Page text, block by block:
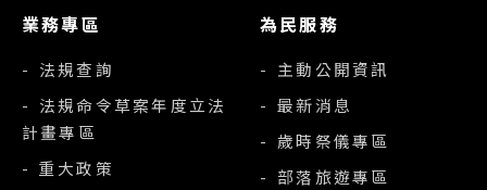
業務專區
- 法規查詢
- 法規命令草案年度立法
計畫專區
- 重大政策
為民服務
- 主動公開資訊
- 最新消息
- 歲時祭儀專區
- 部落旅遊專區